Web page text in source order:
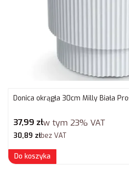
Donica okrągła 30cm Milly Biała
Cena brutto
37,99 złw tym 23% VAT
Cena netto
30,89 złbez VAT
Do koszyka